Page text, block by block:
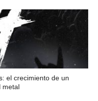
el crecimiento de un
metal